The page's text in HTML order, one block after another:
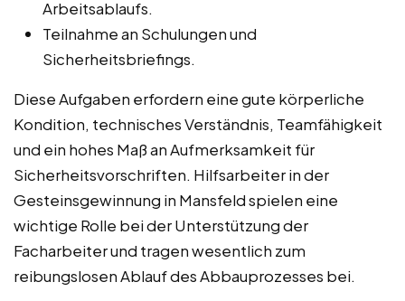
Arbeitsablaufs.
Teilnahme an Schulungen und
Sicherheitsbriefings.
Diese Aufgaben erfordern eine gute körperliche
Kondition, technisches Verständnis, Teamfähigkeit
und ein hohes Maß an Aufmerksamkeit für
Sicherheitsvorschriften. Hilfsarbeiter in der
Gesteinsgewinnung in Mansfeld spielen eine
wichtige Rolle bei der Unterstützung der
Facharbeiter und tragen wesentlich zum
reibungslosen Ablauf des Abbauprozesses bei.